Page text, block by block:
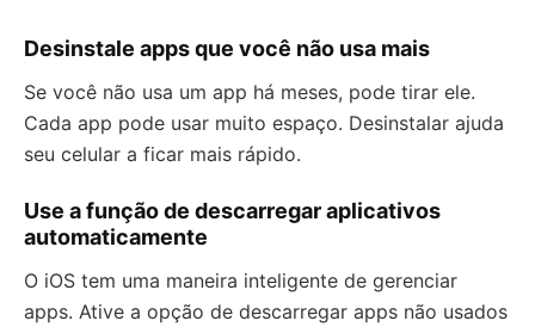
Desinstale apps que você não usa mais
Se você não usa um app há meses, pode tirar ele.
Cada app pode usar muito espaço. Desinstalar ajuda
seu celular a ficar mais rápido.
Use a função de descarregar aplicativos
automaticamente
O iOS tem uma maneira inteligente de gerenciar
apps. Ative a opção de descarregar apps não usados